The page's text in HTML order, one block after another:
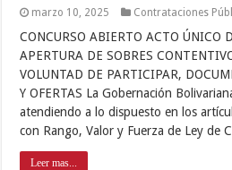
marzo 10, 2025 Contrataciones
CONCURSO ABIERTO ACTO ÚNICO
APERTURA DE SOBRES
VOLUNTAD DE PARTICIPAR,
Y OFERTAS La Gobernación
atendiendo a lo dispuesto en los
con Rango, Valor y Fuerza de Ley de
Leer mas...